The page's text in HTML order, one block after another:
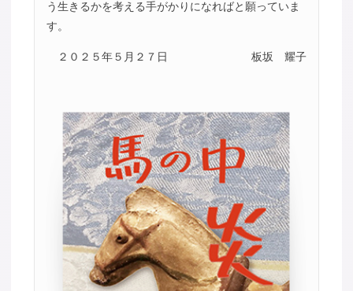
う生きるかを考える手がかりになればと願っていま
す。
２０２５年５月２７日 板坂 耀子